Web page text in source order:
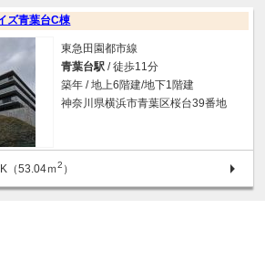
ズ青葉台C棟
東急田園都市線
青葉台駅 / 徒歩11分
築年 / 地上6階建/地下1階建
神奈川県横浜市青葉区桜台39番地
（53.04ｍ2 ）